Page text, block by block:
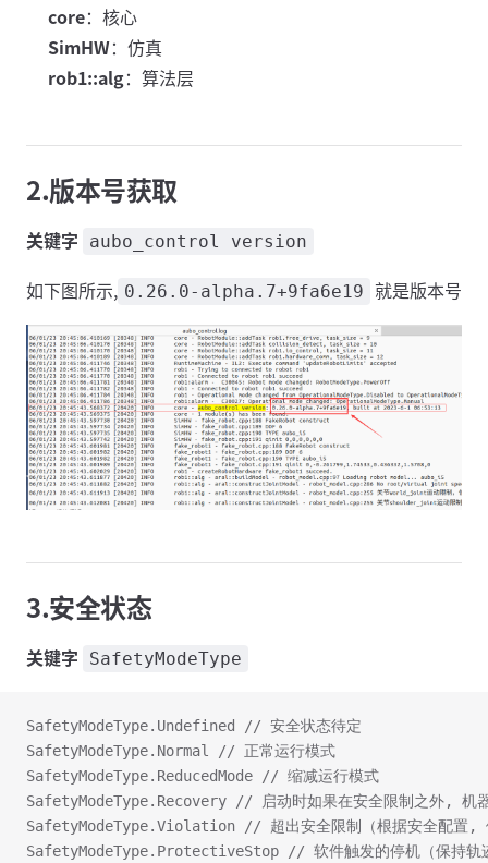
core：核心
SimHW：仿真
rob1::alg：算法层
2.版本号获取
关键字 aubo_control version
如下图所示, 0.26.0-alpha.7+9fa6e19 就是版本号
3.安全状态
关键字 SafetyModeType
SafetyModeType.Undefined // 安全状态待定
SafetyModeType.Normal // 正常运行模式
SafetyModeType.ReducedMode // 缩减运行模式
SafetyModeType.Recovery // 启动时如果在安全限制之外, 机
SafetyModeType.Violation // 超出安全限制（根据安全配置,
SafetyModeType.ProtectiveStop // 软件触发的停机（保持